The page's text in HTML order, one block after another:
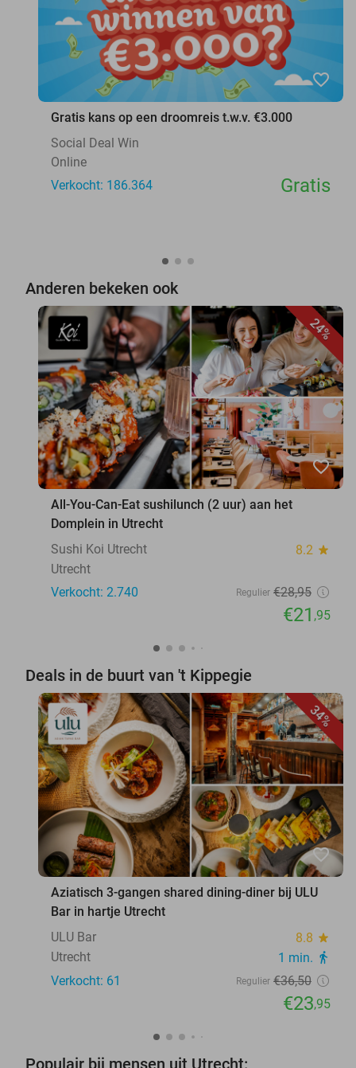
favorite_border
Gratis kans op een droomreis t.w.v. €3.000
Social Deal Win
Online
Verkocht: 186.364
Gratis
Anderen bekeken ook
24%
favorite_border
All-You-Can-Eat sushilunch (2 uur) aan het
Domplein in Utrecht
Sushi Koi Utrecht
8.2 star
Utrecht
Verkocht: 2.740
Regulier €28,95
€21 ,95
Deals in de buurt van 't Kippegie
34%
favorite_border
Aziatisch 3-gangen shared dining-diner bij ULU
Bar in hartje Utrecht
ULU Bar
8.8 star
Utrecht 1 min. directions_walk
Verkocht: 61 Regulier €36,50
€23,95
Populair bij mensen uit Utrecht: